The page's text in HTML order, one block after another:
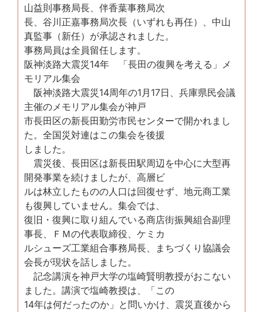
山益則事務局長、伴香葉事務局次
長、谷川正嘉事務局次長（いずれも再任）、中山
真監事（新任）が承認されました。
事務局員は全員留任します。
阪神淡路大震災14年 「長田の復興を考える」メ
モリアル集会
阪神淡路大震災14周年の1月17日、兵庫県民会議
主催のメモリアル集会が神戸
市長田区の新長田勤労市民センターで開かれまし
た。全国災対連はこの集会を後援
しました。
震災後、長田区は新長田駅周辺を中心に大型再
開発事業を続けましたが、高層ビ
ルは林立したものの人口は回復せず、地元商工業
も復興していません。集会では、
復旧・復興に取り組んでいる商店街振興組合副理
事長、ＦＭの代表取締役、ケミカ
ルシューズ工業組合事務局長、まちづくり協議会
会長が現状を話しました。
記念講演を神戸大学の塩崎賢明教授がおこない
ました。講演で塩崎教授は、「この
14年は何だったのか」と問いかけ、震災直後から